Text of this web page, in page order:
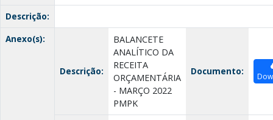
Descrição:
Anexo(s):
Descrição:
BALANCETE
ANALÍTICO DA
RECEITA
ORÇAMENTÁRIA
- MARÇO 2022
PMPK
Documento: